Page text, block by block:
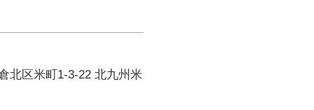
北区米町1-3-22 北九州米